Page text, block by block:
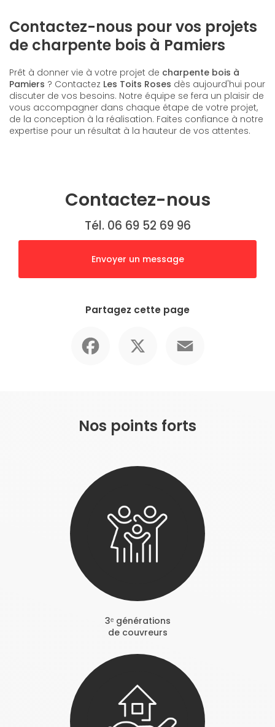
Contactez-nous pour vos projets
de charpente bois à Pamiers
Prêt à donner vie à votre projet de charpente bois à
Pamiers ? Contactez Les Toits Roses dès aujourd'hui pour
discuter de vos besoins. Notre équipe se fera un plaisir de
vous accompagner dans chaque étape de votre projet,
de la conception à la réalisation. Faites confiance à notre
expertise pour un résultat à la hauteur de vos attentes.
Contactez-nous
Tél. 06 69 52 69 96
Envoyer un message
Partagez cette page
Nos points forts
3ᵉ générations
de couvreurs